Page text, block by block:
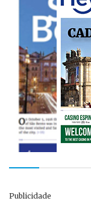
Publicidade